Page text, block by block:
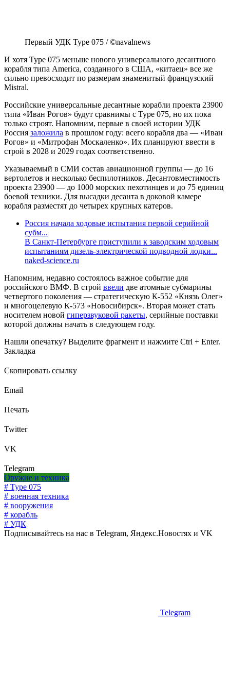
Первый УДК Type 075 / ©navalnews
И хотя Type 075 меньше нового универсального десантного
корабля типа America, созданного в США, «китаец» все же
сильно превосходит по размерам знаменитый французский
Mistral.
Российские универсальные десантные корабли проекта 23900
типа «Иван Рогов» будут сравнимы с Type 075, но их пока
только строят. Напомним, первые в своей истории УДК
Россия заложила в прошлом году: всего корабля два — «Иван
Рогов» и «Митрофан Москаленко». Их планируют ввести в
строй в 2028 и 2029 годах соответственно.
Указываемый в СМИ состав авиационной группы — до 16
вертолетов и несколько беспилотников. Десантовместимость
проекта 23900 — до 1000 морских пехотинцев и до 75 единиц
боевой техники. Для высадки десанта в доковой камере
корабля разместят до четырех крупных катеров.
Россия начала ходовые испытания первой серийной
субм...
В Санкт-Петербурге приступили к заводским ходовым
испытаниям дизель-электрической подводной лодки...
naked-science.ru
Напомним, недавно состоялось важное событие для
российского ВМФ. В строй ввели две атомные субмарины
четвертого поколения — стратегическую К-552 «Князь Олег»
и многоцелевую К-573 «Новосибирск». Вторая может стать
носителем новой гиперзвуковой ракеты, серийные поставки
которой должны начать в следующем году.
Нашли опечатку? Выделите фрагмент и нажмите Ctrl + Enter.
Закладка
Скопировать ссылку
Email
Печать
Twitter
VK
Telegram
Оружие и техника
# Type 075
# военная техника
# вооружения
# корабль
# УДК
Подписывайтесь на нас в Telegram, Яндекс.Новостях и VK
Telegram